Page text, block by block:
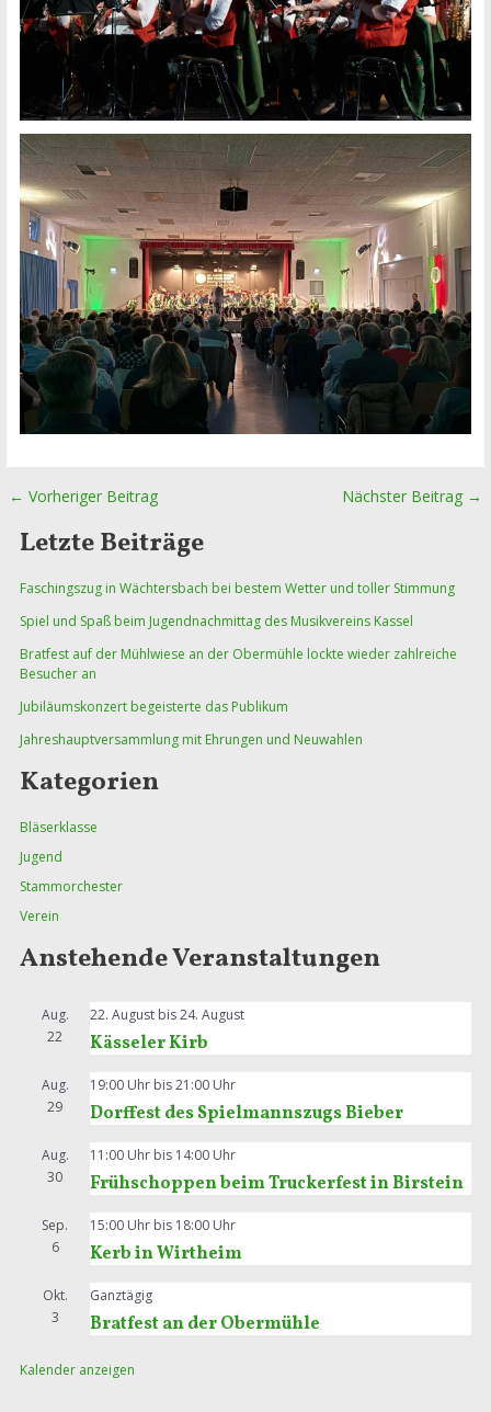
Beitragsnavigation
← Vorheriger Beitrag Nächster Beitrag →
Letzte Beiträge
Faschingszug in Wächtersbach bei bestem Wetter und toller Stimmung
Spiel und Spaß beim Jugendnachmittag des Musikvereins Kassel
Bratfest auf der Mühlwiese an der Obermühle lockte wieder zahlreiche
Besucher an
Jubiläumskonzert begeisterte das Publikum
Jahreshauptversammlung mit Ehrungen und Neuwahlen
Kategorien
Bläserklasse
Jugend
Stammorchester
Verein
Anstehende Veranstaltungen
Aug.
22
22. August bis24. August
Kässeler Kirb
Aug.
29
19:00 Uhr bis21:00 Uhr
Dorffest des Spielmannszugs Bieber
Aug.
30
11:00 Uhr bis 14:00 Uhr
Frühschoppen beim Truckerfest in Birstein
Sep.
6
15:00 Uhr bis 18:00 Uhr
Kerb in Wirtheim
Okt.
3
Ganztägig
Bratfest an der Obermühle
Kalender anzeigen